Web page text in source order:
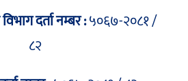
दर्ता नम्बर :५०६७-२०८१ /
८२